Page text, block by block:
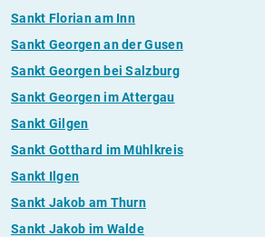
Sankt Florian am Inn
Sankt Georgen an der Gusen
Sankt Georgen bei Salzburg
Sankt Georgen im Attergau
Sankt Gilgen
Sankt Gotthard im Mühlkreis
Sankt Ilgen
Sankt Jakob am Thurn
Sankt Jakob im Walde